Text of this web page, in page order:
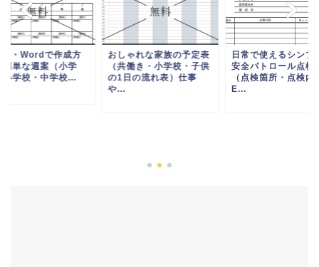
・Wordで作成方
簡単な週案（小学
小学校・中学校...
おしゃれな家族の予定表
（共働き・小学校・子供
の1日の流れ表）仕事
や...
日常で使えるシンプ
安全パトロール点検
（点検箇所・点検内
E...